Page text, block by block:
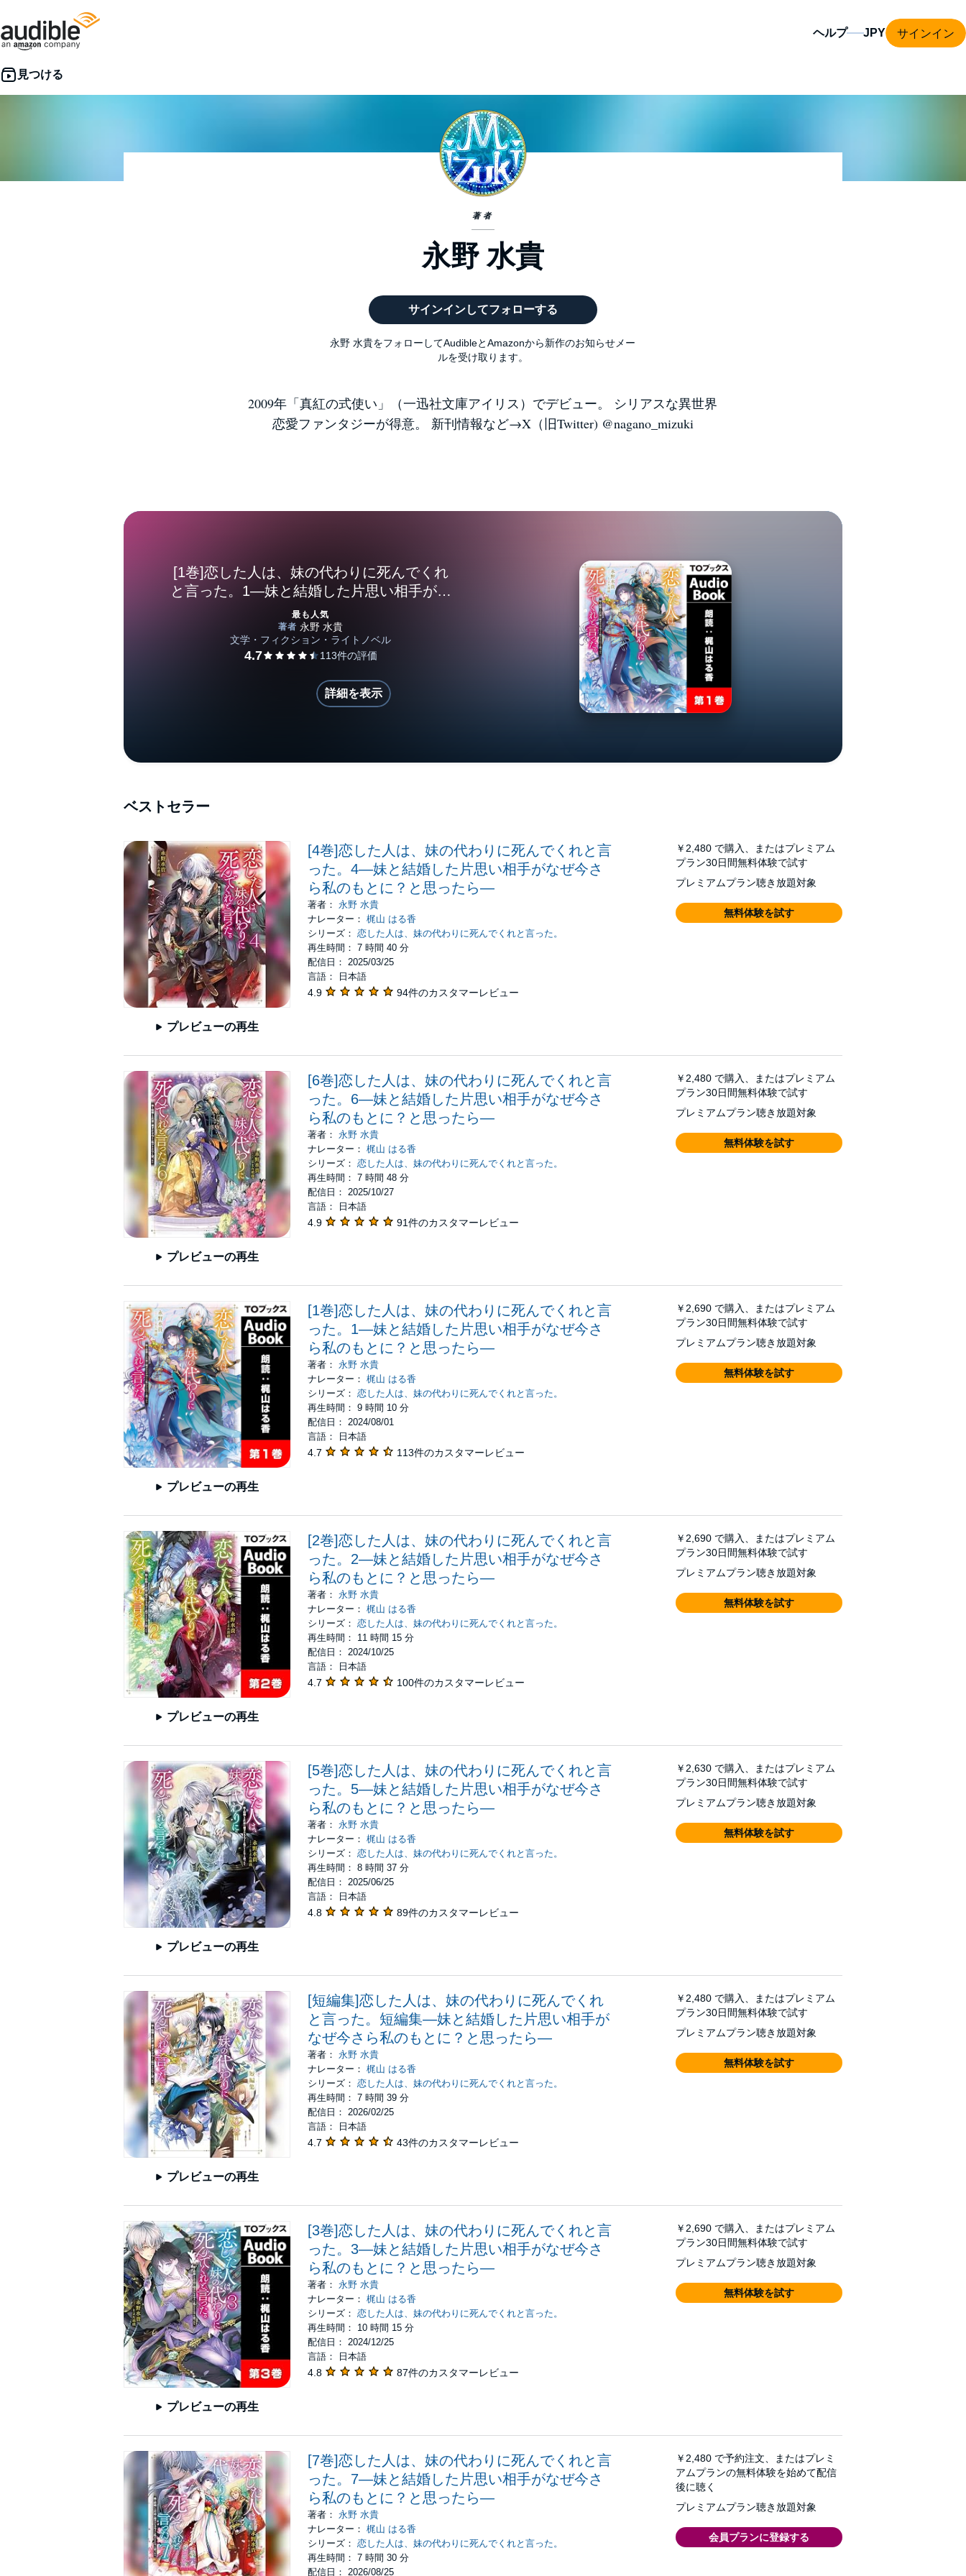
ヘルプ サインイン
著者
永野 水貴
サインインしてフォローする
永野 水貴をフォローしてAudibleとAmazonから新作のお知らせメー
ルを受け取ります。
2009年「真紅の式使い」（一迅社文庫アイリス）でデビュー。 シリアスな異世界
恋愛ファンタジーが得意。 新刊情報など→X（旧Twitter) @nagano_mizuki
[1巻]恋した人は、妹の代わりに死んでくれ
と言った。1―妹と結婚した片思い相手がな
ぜ今さら私のもとに？と思ったら―
最も人気
詳細を表示
ベストセラー
プレビューの再生
[4巻]恋した人は、妹の代わりに死んでくれと言
った。4―妹と結婚した片思い相手がなぜ今さ
ら私のもとに？と思ったら―
著者： 永野 水貴
ナレーター： 梶山 はる香
シリーズ： 恋した人は、妹の代わりに死んでくれと言った。
再生時間： 7 時間 40 分
配信日： 2025/03/25
言語： 日本語
4.9 94件のカスタマーレビュー
￥2,480 で購入、またはプレミアム
プラン30日間無料体験で試す
プレミアムプラン聴き放題対象
無料体験を試す
プレビューの再生
[6巻]恋した人は、妹の代わりに死んでくれと言
った。6―妹と結婚した片思い相手がなぜ今さ
ら私のもとに？と思ったら―
著者： 永野 水貴
ナレーター： 梶山 はる香
シリーズ： 恋した人は、妹の代わりに死んでくれと言った。
再生時間： 7 時間 48 分
配信日： 2025/10/27
言語： 日本語
4.9 91件のカスタマーレビュー
￥2,480 で購入、またはプレミアム
プラン30日間無料体験で試す
プレミアムプラン聴き放題対象
無料体験を試す
プレビューの再生
[1巻]恋した人は、妹の代わりに死んでくれと言
った。1―妹と結婚した片思い相手がなぜ今さ
ら私のもとに？と思ったら―
著者： 永野 水貴
ナレーター： 梶山 はる香
シリーズ： 恋した人は、妹の代わりに死んでくれと言った。
再生時間： 9 時間 10 分
配信日： 2024/08/01
言語： 日本語
4.7 113件のカスタマーレビュー
￥2,690 で購入、またはプレミアム
プラン30日間無料体験で試す
プレミアムプラン聴き放題対象
無料体験を試す
プレビューの再生
[2巻]恋した人は、妹の代わりに死んでくれと言
った。2―妹と結婚した片思い相手がなぜ今さ
ら私のもとに？と思ったら―
著者： 永野 水貴
ナレーター： 梶山 はる香
シリーズ： 恋した人は、妹の代わりに死んでくれと言った。
再生時間： 11 時間 15 分
配信日： 2024/10/25
言語： 日本語
4.7 100件のカスタマーレビュー
￥2,690 で購入、またはプレミアム
プラン30日間無料体験で試す
プレミアムプラン聴き放題対象
無料体験を試す
プレビューの再生
[5巻]恋した人は、妹の代わりに死んでくれと言
った。5―妹と結婚した片思い相手がなぜ今さ
ら私のもとに？と思ったら―
著者： 永野 水貴
ナレーター： 梶山 はる香
シリーズ： 恋した人は、妹の代わりに死んでくれと言った。
再生時間： 8 時間 37 分
配信日： 2025/06/25
言語： 日本語
4.8 89件のカスタマーレビュー
￥2,630 で購入、またはプレミアム
プラン30日間無料体験で試す
プレミアムプラン聴き放題対象
無料体験を試す
プレビューの再生
[短編集]恋した人は、妹の代わりに死んでくれ
と言った。短編集―妹と結婚した片思い相手が
なぜ今さら私のもとに？と思ったら―
著者： 永野 水貴
ナレーター： 梶山 はる香
シリーズ： 恋した人は、妹の代わりに死んでくれと言った。
再生時間： 7 時間 39 分
配信日： 2026/02/25
言語： 日本語
4.7 43件のカスタマーレビュー
￥2,480 で購入、またはプレミアム
プラン30日間無料体験で試す
プレミアムプラン聴き放題対象
無料体験を試す
プレビューの再生
[3巻]恋した人は、妹の代わりに死んでくれと言
った。3―妹と結婚した片思い相手がなぜ今さ
ら私のもとに？と思ったら―
著者： 永野 水貴
ナレーター： 梶山 はる香
シリーズ： 恋した人は、妹の代わりに死んでくれと言った。
再生時間： 10 時間 15 分
配信日： 2024/12/25
言語： 日本語
4.8 87件のカスタマーレビュー
￥2,690 で購入、またはプレミアム
プラン30日間無料体験で試す
プレミアムプラン聴き放題対象
無料体験を試す
[7巻]恋した人は、妹の代わりに死んでくれと言
った。7―妹と結婚した片思い相手がなぜ今さ
ら私のもとに？と思ったら―
著者： 永野 水貴
ナレーター： 梶山 はる香
シリーズ： 恋した人は、妹の代わりに死んでくれと言った。
再生時間： 7 時間 30 分
配信日： 2026/08/25
￥2,480 で予約注文、またはプレミ
アムプランの無料体験を始めて配信
後に聴く
プレミアムプラン聴き放題対象
会員プランに登録する